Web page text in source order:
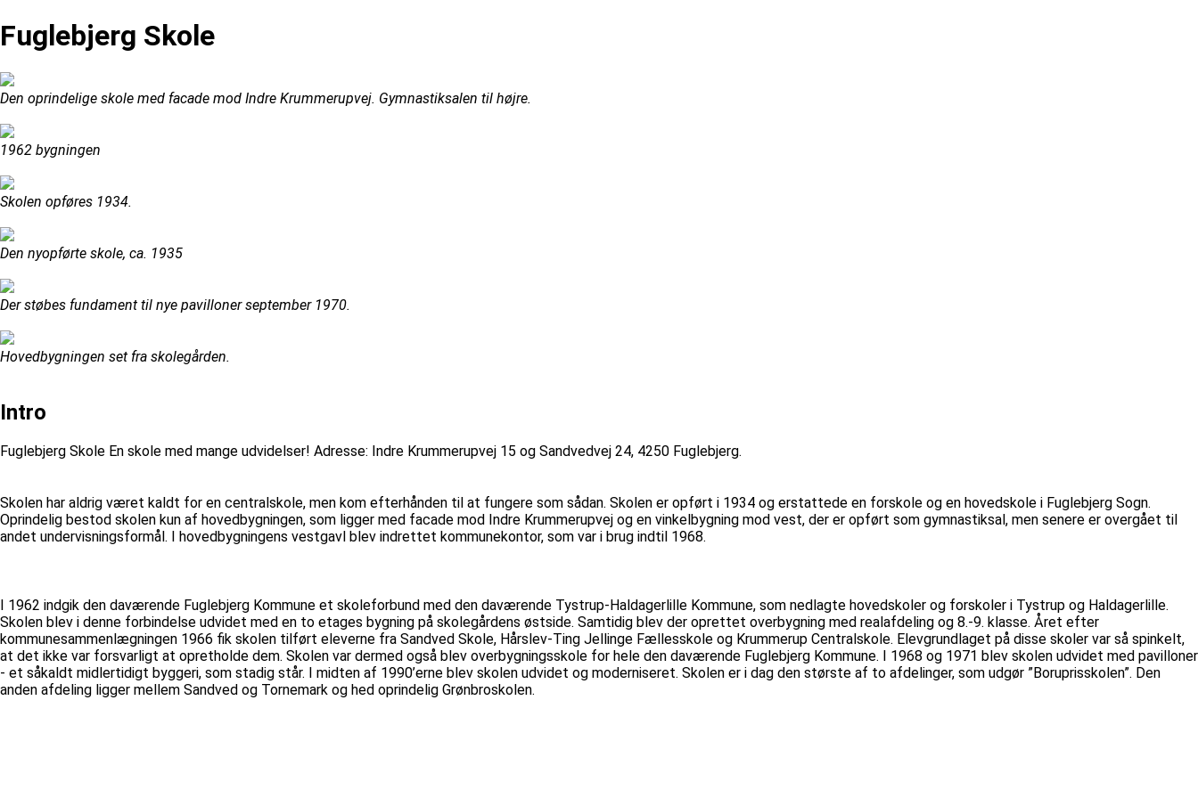
Fuglebjerg Skole
Den oprindelige skole med facade mod Indre Krummerupvej. Gymnastiksalen til højre.
1962 bygningen
Skolen opføres 1934.
Den nyopførte skole, ca. 1935
Der støbes fundament til nye pavilloner september 1970.
Hovedbygningen set fra skolegården.
Intro
Fuglebjerg Skole En skole med mange udvidelser! Adresse: Indre Krummerupvej 15 og Sandvedvej 24, 4250 Fuglebjerg.
Skolen har aldrig været kaldt for en centralskole, men kom efterhånden til at fungere som sådan. Skolen er opført i 1934 og erstattede en forskole og en hovedskole i Fuglebjerg Sogn.
Oprindelig bestod skolen kun af hovedbygningen, som ligger med facade mod Indre Krummerupvej og en vinkelbygning mod vest, der er opført som gymnastiksal, men senere er overgået til
andet undervisningsformål. I hovedbygningens vestgavl blev indrettet kommunekontor, som var i brug indtil 1968.
I 1962 indgik den daværende Fuglebjerg Kommune et skoleforbund med den daværende Tystrup-Haldagerlille Kommune, som nedlagte hovedskoler og forskoler i Tystrup og Haldagerlille.
Skolen blev i denne forbindelse udvidet med en to etages bygning på skolegårdens østside. Samtidig blev der oprettet overbygning med realafdeling og 8.-9. klasse. Året efter
kommunesammenlægningen 1966 fik skolen tilført eleverne fra Sandved Skole, Hårslev-Ting Jellinge Fællesskole og Krummerup Centralskole. Elevgrundlaget på disse skoler var så spinkelt,
at det ikke var forsvarligt at opretholde dem. Skolen var dermed også blev overbygningsskole for hele den daværende Fuglebjerg Kommune. I 1968 og 1971 blev skolen udvidet med pavilloner
- et såkaldt midlertidigt byggeri, som stadig står. I midten af 1990’erne blev skolen udvidet og moderniseret. Skolen er i dag den største af to afdelinger, som udgør ”Boruprisskolen”. Den
anden afdeling ligger mellem Sandved og Tornemark og hed oprindelig Grønbroskolen.